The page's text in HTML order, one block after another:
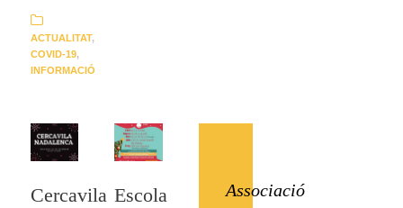
ACTUALITAT,
COVID-19,
INFORMACIÓ
Cercavila Escola
Associació